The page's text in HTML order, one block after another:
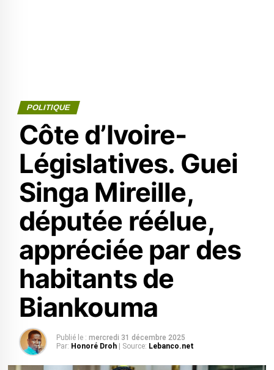
POLITIQUE
Côte d’Ivoire-
Législatives. Guei
Singa Mireille,
députée réélue,
appréciée par des
habitants de
Biankouma
Publié le : mercredi 31 décembre 2025
Par: Honoré Droh | Source: Lebanco.net